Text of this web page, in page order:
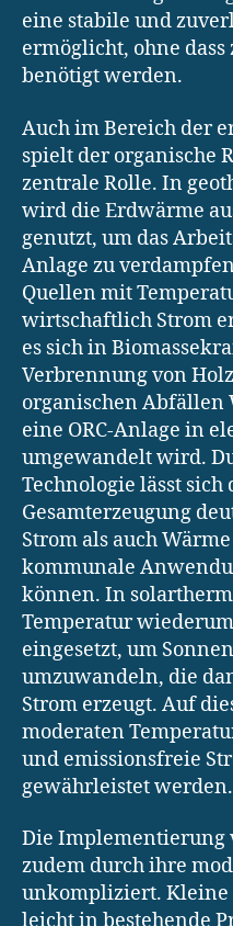
eine stabile und
ermöglicht, ohne
benötigt werden.
Auch im Bereich der
spielt der organische
zentrale Rolle. In
wird die Erdwärme
genutzt, um das
Anlage zu
Quellen mit
wirtschaftlich Strom
es sich in
Verbrennung von
organischen Abfällen
eine ORC-Anlage in
umgewandelt wird.
Technologie lässt
Gesamterzeugung
Strom als auch
kommunale
können. In
Temperatur
eingesetzt, um
umzuwandeln, die
Strom erzeugt. Auf
moderaten
und emissionsfreie
gewährleistet werden.
Die Implementierung
zudem durch ihre
unkompliziert. Kleine